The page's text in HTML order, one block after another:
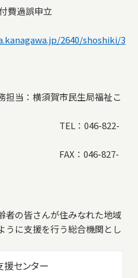
誤申立
2640/shoshiki/3
市民生局福祉こ
822-
827-
者の皆さんが住みなれた地域
うに支援を行う総合機関とし
センター